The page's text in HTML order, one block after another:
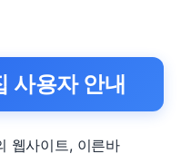
사용자 안내
웹사이트, 이른바